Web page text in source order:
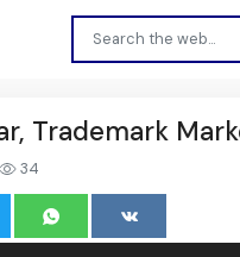
Trademark
34